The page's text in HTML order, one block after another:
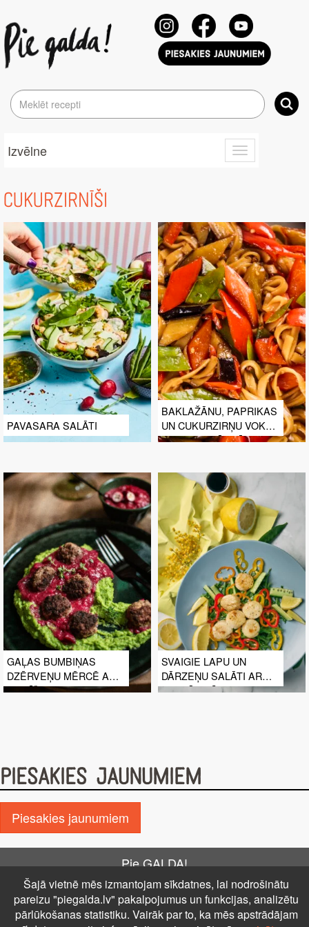
Toggle
navigation
Izvēlne
CUKURZIRNĪŠI
PAVASARA SALĀTI
BAKLAŽĀNU, PAPRIKAS
UN CUKURZIRŅU VOKS
TERIJAKI MĒRCĒ
GAĻAS BUMBIŅAS
DZĒRVEŅU MĒRCĒ AR
ZIRNĪŠU BIEZENI
SVAIGIE LAPU UN
DĀRZEŅU SALĀTI AR
CEPTĀM JŪRAS
PIESAKIES JAUNUMIEM
Piesakies jaunumiem
Pie GALDA!
Kontakti Reklāma Par mums
Autortiesības
PRIVĀTUMA POLITIKA
NOTEIKUMI – DISTANCES
LĪGUMS
Uz augšu ↑
Šajā vietnē mēs izmantojam sīkdatnes, lai nodrošinātu
pareizu "piegalda.lv" pakalpojumus un funkcijas, analizētu
pārlūkošanas statistiku. Vairāk par to, ka mēs apstrādājam